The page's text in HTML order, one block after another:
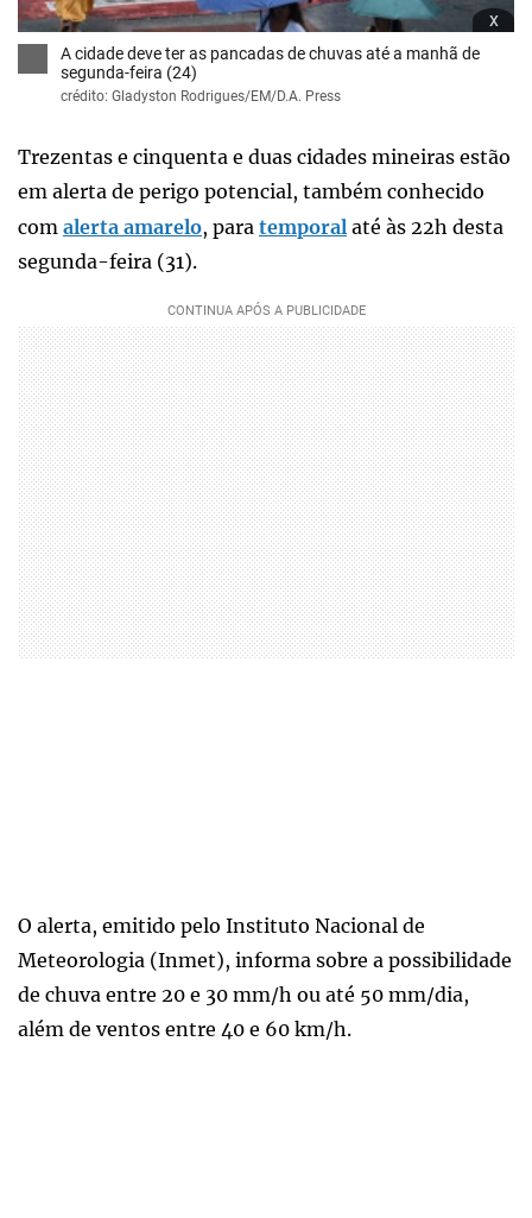
x
A cidade deve ter as pancadas de chuvas até a manhã de
segunda-feira (24)
crédito: Gladyston Rodrigues/EM/D.A. Press
Trezentas e cinquenta e duas cidades mineiras estão
em alerta de perigo potencial, também conhecido
com alerta amarelo, para temporal até às 22h desta
segunda-feira (31).
O alerta, emitido pelo Instituto Nacional de
Meteorologia (Inmet), informa sobre a possibilidade
de chuva entre 20 e 30 mm/h ou até 50 mm/dia,
além de ventos entre 40 e 60 km/h.